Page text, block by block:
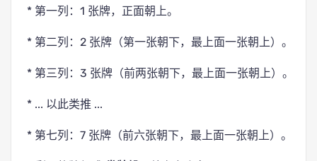
* 第一列：1 张牌，正面朝上。
* 第二列：2 张牌（第一张朝下，最上面一张朝上）。
* 第三列：3 张牌（前两张朝下，最上面一张朝上）。
* ... 以此类推 ...
* 第七列：7 张牌（前六张朝下，最上面一张朝上）。